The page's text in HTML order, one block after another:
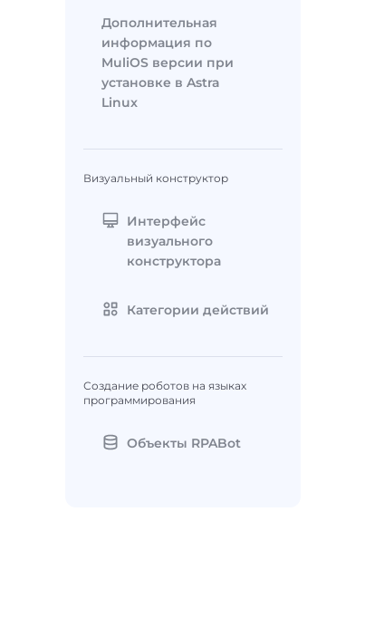
Дополнительная
информация по
MuliOS версии при
установке в Astra
Linux
Визуальный конструктор
Интерфейс
визуального
конструктора
Категории действий
Создание роботов на языках
программирования
Объекты RPABot